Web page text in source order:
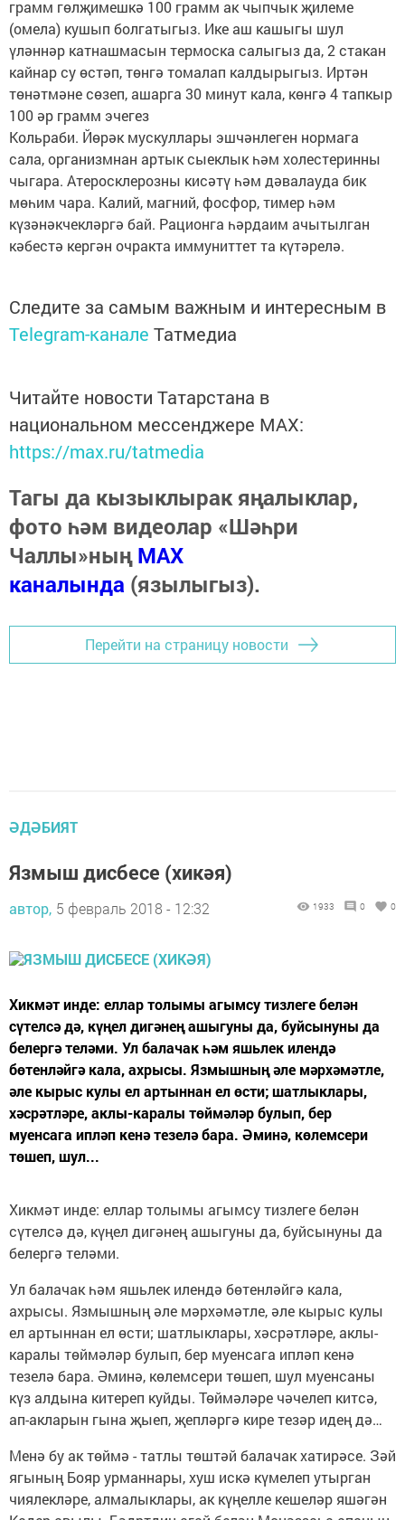
грамм гөлҗимешкә 100 грамм ак чыпчык җилеме
(омела) кушып болгатыгыз. Ике аш кашыгы шул
үләннәр катнашмасын термоска салыгыз да, 2 стакан
кайнар су өстәп, төнгә томалап калдырыгыз. Иртән
төнәтмәне сөзеп, ашарга 30 минут кала, көнгә 4 тапкыр
100 әр грамм эчегез
Кольраби. Йөрәк мускуллары эшчәнлеген нормага
сала, организмнан артык сыеклык һәм холестеринны
чыгара. Атеросклерозны кисәтү һәм дәвалауда бик
мөһим чара. Калий, магний, фосфор, тимер һәм
күзәнәкчекләргә бай. Рационга һәрдаим ачытылган
кәбестә кергән очракта иммуниттет та күтәрелә.
Следите за самым важным и интересным в
Telegram-канале Татмедиа
Читайте новости Татарстана в
национальном мессенджере MАХ:
https://max.ru/tatmedia
Тагы да кызыклырак яңалыклар,
фото һәм видеолар «Шәһри
Чаллы»ныңMAX
каналында (язылыгыз).
Перейти на страницу новости
ӘДӘБИЯТ
Язмыш дисбесе (хикәя)
автор, 5 февраль 2018 - 12:32 1933 0 0
Хикмәт инде: еллар толымы агымсу тизлеге белән
сүтелсә дә, күңел дигәнең ашыгуны да, буйсынуны да
белергә теләми. Ул балачак һәм яшьлек илендә
бөтенләйгә кала, ахрысы. Язмышның әле мәрхәмәтле,
әле кырыс кулы ел артыннан ел өсти; шатлыклары,
хәсрәтләре, аклы-каралы төймәләр булып, бер
муенсага ипләп кенә тезелә бара. Әминә, көлемсери
төшеп, шул...
Хикмәт инде: еллар толымы агымсу тизлеге белән
сүтелсә дә, күңел дигәнең ашыгуны да, буйсынуны да
белергә теләми.
Ул балачак һәм яшьлек илендә бөтенләйгә кала,
ахрысы. Язмышның әле мәрхәмәтле, әле кырыс кулы
ел артыннан ел өсти; шатлыклары, хәсрәтләре, аклы-
каралы төймәләр булып, бер муенсага ипләп кенә
тезелә бара. Әминә, көлемсери төшеп, шул муенсаны
күз алдына китереп куйды. Төймәләре чәчелеп китсә,
ап-акларын гына җыеп, җепләргә кире тезәр идең дә…
Менә бу ак төймә - татлы төштәй балачак хатирәсе. Зәй
ягының Бояр урманнары, хуш искә күмелеп утырган
чиялекләре, алмалыклары, ак күңелле кешеләр яшәгән